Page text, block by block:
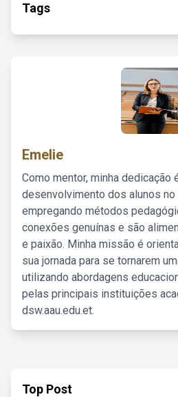
Tags
Emelie
Como mentor, minha dedicação
desenvolvimento dos alunos
empregando métodos
conexões genuínas e são
e paixão. Minha missão é
sua jornada para se tornarem
utilizando abordagens
pelas principais instituições
dsw.aau.edu.et.
Top Post